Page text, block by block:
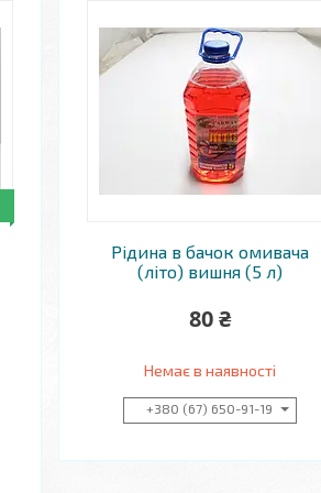
Рідина в бачок омивача
(літо) вишня (5 л)
80 ₴
Немає в наявності
+380 (67) 650-91-19